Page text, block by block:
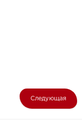
Следующая